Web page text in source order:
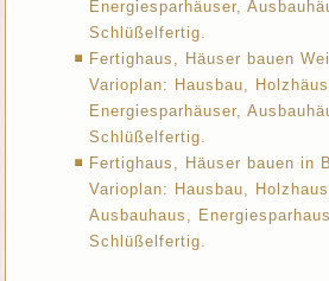
Energiesparhäuser,
Schlüßelfertig.
Fertighaus, Häuser bauen
Varioplan: Hausbau,
Energiesparhäuser,
Schlüßelfertig.
Fertighaus, Häuser bauen in
Varioplan: Hausbau,
Ausbauhaus,
Schlüßelfertig.